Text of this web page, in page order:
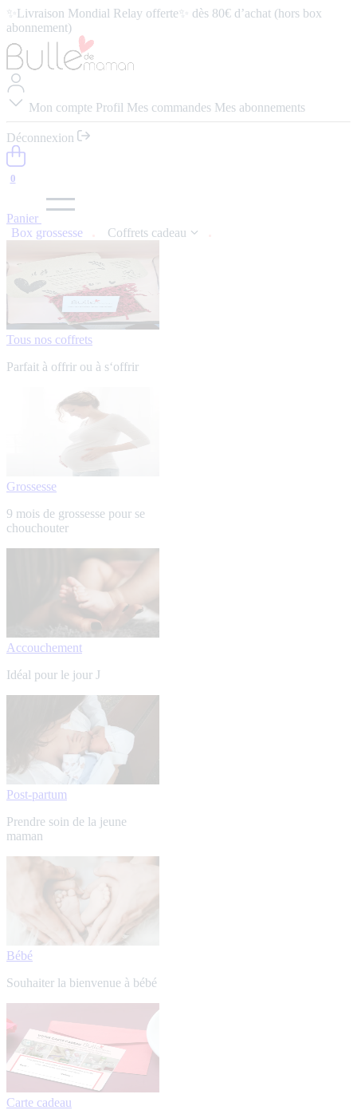
abonnement)
⭐️ 4,9/5 (57 avis google) ⭢
Lire les avis
Mon compte Profil Mes commandes Mes abonnements
Déconnexion
0
Panier
Box grossesse
Coffrets cadeau
Tous nos coffrets
Parfait à offrir ou à s‘offrir
Grossesse
9 mois de grossesse pour se
chouchouter
Accouchement
Idéal pour le jour J
Post-partum
Prendre soin de la jeune
maman
Bébé
Souhaiter la bienvenue à bébé
Carte cadeau